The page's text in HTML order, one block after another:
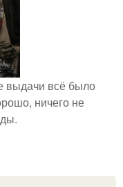
выдачи всё было
ничего не